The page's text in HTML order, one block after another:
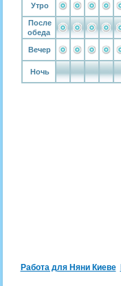
Утро
После
обеда
Вечер
Ночь
Работа для Няни Киеве